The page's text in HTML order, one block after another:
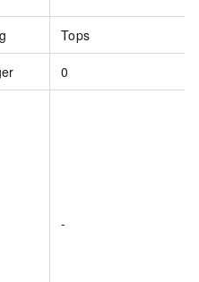
Tops
0
-